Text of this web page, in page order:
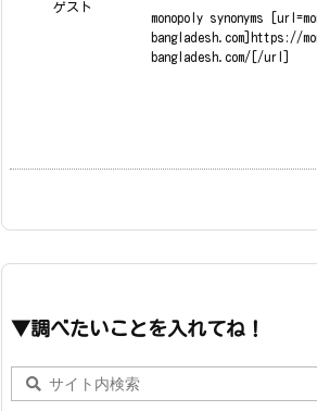
ゲスト
monopoly synonyms
bangladesh.com]https://
bangladesh.com/[/url]
▼調べたいことを入れてね！